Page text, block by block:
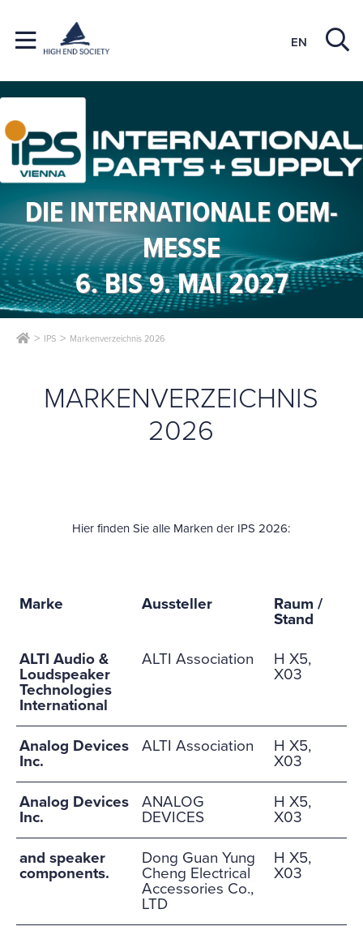
EN
DIE INTERNATIONALE OEM-
MESSE
6. BIS 9. MAI 2027
IPS Markenverzeichnis 2026
MARKENVERZEICHNIS
2026
Hier finden Sie alle Marken der IPS 2026:
Marke Aussteller
Raum /
Stand
ALTI Audio &
Loudspeaker
Technologies
International
ALTI Association
H X5,
X03
Analog Devices
Inc.
ALTI Association
H X5,
X03
Analog Devices
Inc.
ANALOG
DEVICES
H X5,
X03
and speaker
components.
Dong Guan Yung
Cheng Electrical
Accessories Co.,
LTD
H X5,
X03